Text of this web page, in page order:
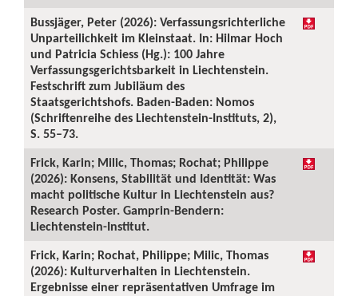
Bussjäger, Peter (2026): Verfassungsrichterliche
Unparteilichkeit im Kleinstaat. In: Hilmar Hoch
und Patricia Schiess (Hg.): 100 Jahre
Verfassungsgerichtsbarkeit in Liechtenstein.
Festschrift zum Jubiläum des
Staatsgerichtshofs. Baden-Baden: Nomos
(Schriftenreihe des Liechtenstein-Instituts, 2),
S. 55–73.
Frick, Karin; Milic, Thomas; Rochat; Philippe
(2026): Konsens, Stabilität und Identität: Was
macht politische Kultur in Liechtenstein aus?
Research Poster. Gamprin-Bendern:
Liechtenstein-Institut.
Frick, Karin; Rochat, Philippe; Milic, Thomas
(2026): Kulturverhalten in Liechtenstein.
Ergebnisse einer repräsentativen Umfrage im